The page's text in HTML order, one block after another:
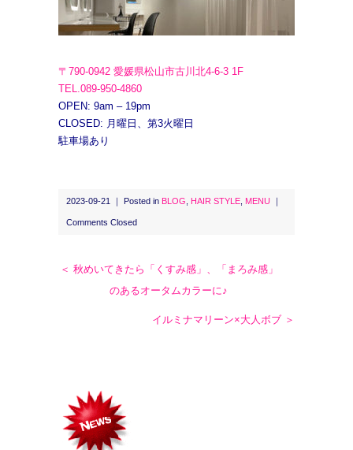
〒790-0942 愛媛県松山市古川北4-6-3 1F
TEL.089-950-4860
OPEN: 9am – 19pm
CLOSED: 月曜日、第3火曜日
駐車場あり
2023-09-21 ｜ Posted in BLOG HAIR STYLE MENU
Comments Closed
＜ 秋めいてきたら「くすみ感」、「まろみ感」
のあるオータムカラーに♪
イルミナマリーン×大人ボブ ＞